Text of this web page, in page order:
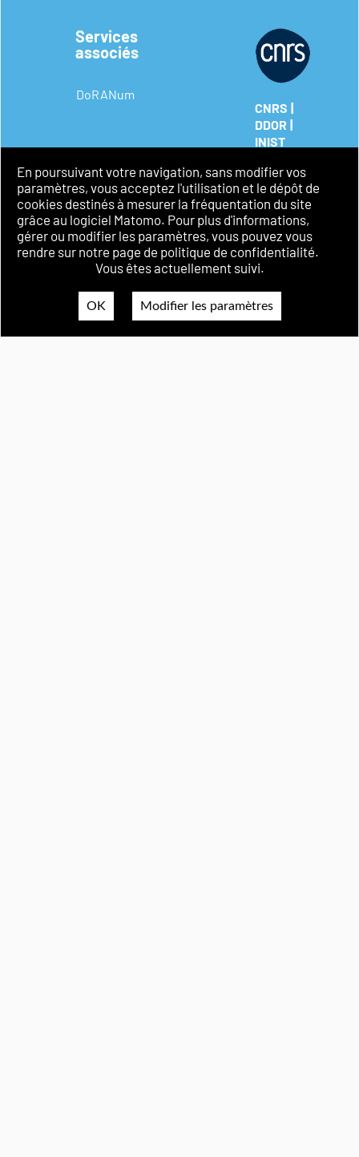
Services
associés
DoRANum
CNRS |
DDOR |
INIST
Mentions
légales
Politique de
confidentialité
Accessibilité
En poursuivant votre navigation, sans modifier vos
paramètres, vous acceptez l'utilisation et le dépôt de
cookies destinés à mesurer la fréquentation du site
grâce au logiciel Matomo. Pour plus d'informations,
gérer ou modifier les paramètres, vous pouvez vous
rendre sur notre page de politique de confidentialité.
Vous êtes actuellement suivi.
OK Modifier les paramètres